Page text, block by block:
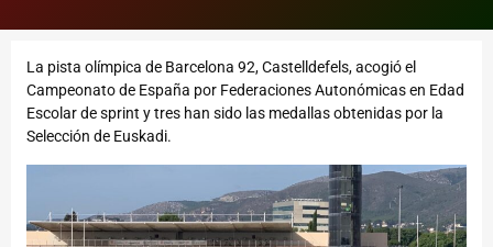
La pista olímpica de Barcelona 92, Castelldefels, acogió el
Campeonato de España por Federaciones Autonómicas en Edad
Escolar de sprint y tres han sido las medallas obtenidas por la
Selección de Euskadi.